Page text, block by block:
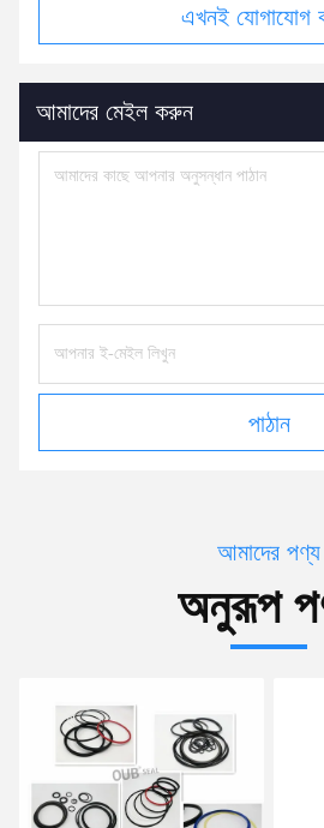
এখনই যোগাযোগ
আমাদের মেইল করুন
পাঠান
আমাদের পণ্য
অনুরূপ